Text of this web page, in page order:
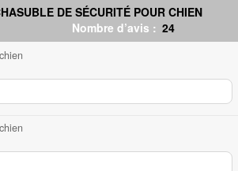
DE SÉCURITÉ POUR CHIEN
Nombre d’avis : 24